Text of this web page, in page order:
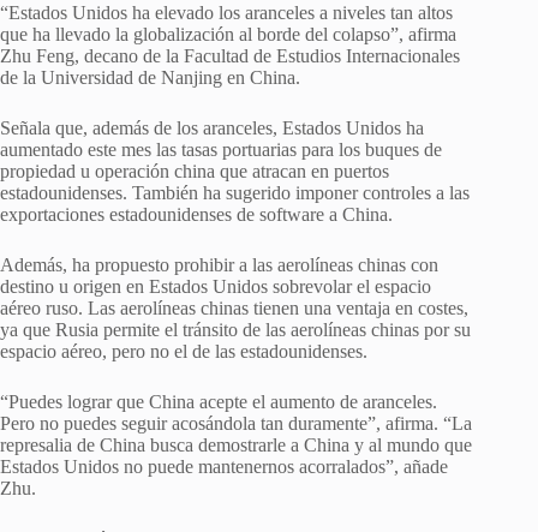
“Estados Unidos ha elevado los aranceles a niveles tan altos
que ha llevado la globalización al borde del colapso”, afirma
Zhu Feng, decano de la Facultad de Estudios Internacionales
de la Universidad de Nanjing en China.
Señala que, además de los aranceles, Estados Unidos ha
aumentado este mes las tasas portuarias para los buques de
propiedad u operación china que atracan en puertos
estadounidenses. También ha sugerido imponer controles a las
exportaciones estadounidenses de software a China.
Además, ha propuesto prohibir a las aerolíneas chinas con
destino u origen en Estados Unidos sobrevolar el espacio
aéreo ruso. Las aerolíneas chinas tienen una ventaja en costes,
ya que Rusia permite el tránsito de las aerolíneas chinas por su
espacio aéreo, pero no el de las estadounidenses.
“Puedes lograr que China acepte el aumento de aranceles.
Pero no puedes seguir acosándola tan duramente”, afirma. “La
represalia de China busca demostrarle a China y al mundo que
Estados Unidos no puede mantenernos acorralados”, añade
Zhu.